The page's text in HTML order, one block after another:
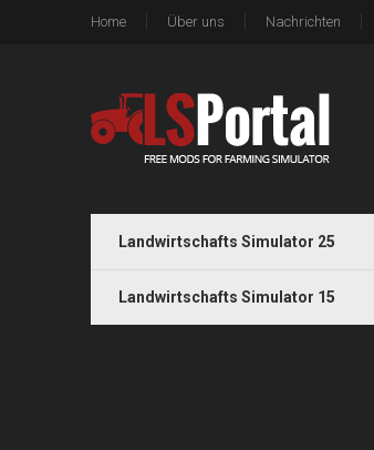
Home Über uns Nachrichten
Landwirtschafts Simulator 25
Landwirtschafts Simulator 15